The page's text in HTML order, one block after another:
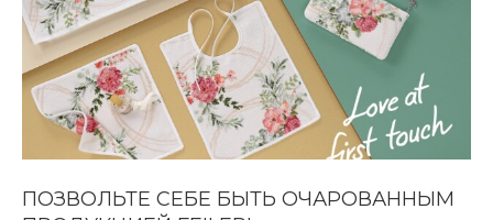
ПОЗВОЛЬТЕ СЕБЕ БЫТЬ ОЧАРОВАННЫМ